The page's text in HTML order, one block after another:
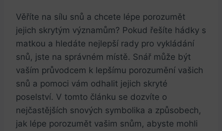
Věříte na sílu snů a chcete lépe porozumět
jejich skrytým významům? Pokud řešíte hádky s
matkou a hledáte nejlepší rady pro vykládání
snů, jste na správném místě. Snář může být
vaším průvodcem k lepšímu porozumění vašich
snů a pomoci vám odhalit jejich skryté
poselství. V tomto článku se dozvíte o
nejčastějších snových symbolika a způsobech,
jak lépe porozumět vašim snům, abyste mohli